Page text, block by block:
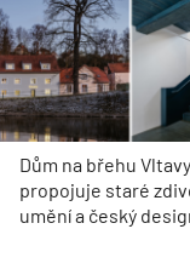
Dům na břehu Vltavy
propojuje staré
umění a český